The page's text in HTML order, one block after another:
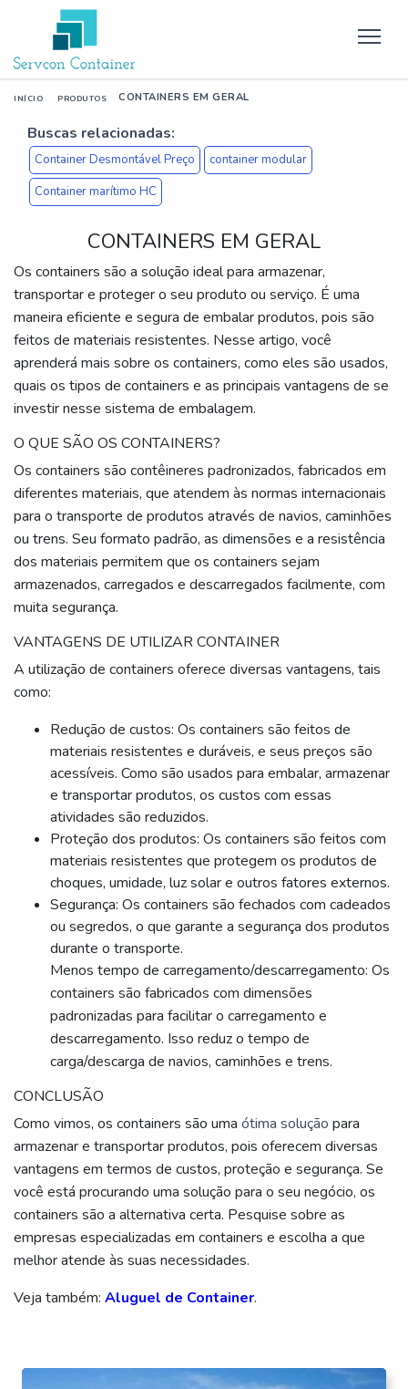
INÍCIO PRODUTOS CONTAINERS EM GERAL
Buscas relacionadas:
Container Desmontável Preço
container modular​
Container marítimo HC
CONTAINERS EM GERAL
Os containers são a solução ideal para armazenar,
transportar e proteger o seu produto ou serviço. É uma
maneira eficiente e segura de embalar produtos, pois são
feitos de materiais resistentes. Nesse artigo, você
aprenderá mais sobre os containers, como eles são usados,
quais os tipos de containers e as principais vantagens de se
investir nesse sistema de embalagem.
O QUE SÃO OS CONTAINERS?
Os containers são contêineres padronizados, fabricados em
diferentes materiais, que atendem às normas internacionais
para o transporte de produtos através de navios, caminhões
ou trens. Seu formato padrão, as dimensões e a resistência
dos materiais permitem que os containers sejam
armazenados, carregados e descarregados facilmente, com
muita segurança.
VANTAGENS DE UTILIZAR CONTAINER
A utilização de containers oferece diversas vantagens, tais
como:
Redução de custos: Os containers são feitos de
materiais resistentes e duráveis, e seus preços são
acessíveis. Como são usados para embalar, armazenar
e transportar produtos, os custos com essas
atividades são reduzidos.
Proteção dos produtos: Os containers são feitos com
materiais resistentes que protegem os produtos de
choques, umidade, luz solar e outros fatores externos.
Segurança: Os containers são fechados com cadeados
ou segredos, o que garante a segurança dos produtos
durante o transporte.
Menos tempo de carregamento/descarregamento: Os
containers são fabricados com dimensões
padronizadas para facilitar o carregamento e
descarregamento. Isso reduz o tempo de
carga/descarga de navios, caminhões e trens.
CONCLUSÃO
Como vimos, os containers são uma ótima solução para
armazenar e transportar produtos, pois oferecem diversas
vantagens em termos de custos, proteção e segurança. Se
você está procurando uma solução para o seu negócio, os
containers são a alternativa certa. Pesquise sobre as
empresas especializadas em containers e escolha a que
melhor atende às suas necessidades.
Veja também: Aluguel de Container.